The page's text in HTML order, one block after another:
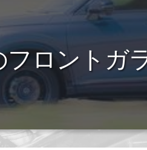
険修理の可否など解説
フロントガ